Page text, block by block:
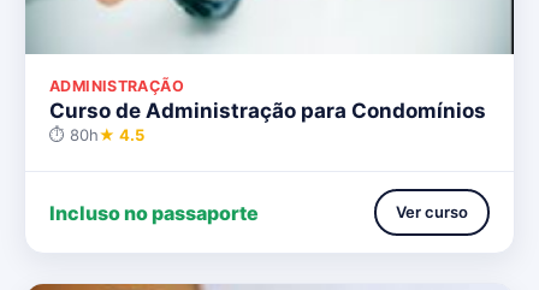
ADMINISTRAÇÃO
Curso de Administração para Condomínios
⏱ 80h★ 4.5
Incluso no passaporte Ver curso